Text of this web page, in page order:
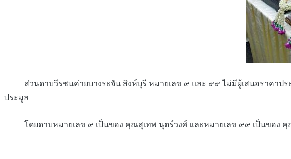
ส่วนดาบวีรชนค่ายบางระจัน สิงห์บุรี หมายเลข ๙ และ ๙๙ ไม่มีผู้เสนอราคาปร
ประมูล
โดยดาบหมายเลข ๙ เป็นของ คุณสุเทพ นุตร์วงศ์ และหมายเลข ๙๙ เป็นของ คุ